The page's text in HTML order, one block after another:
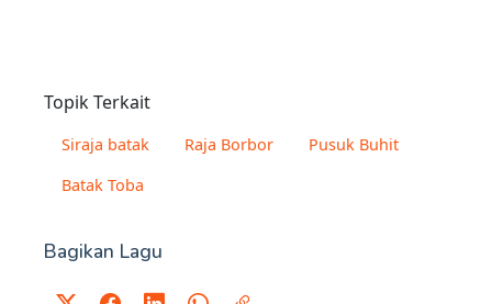
Topik Terkait
Siraja batak Raja Borbor
Pusuk Buhit
Batak Toba
Bagikan Lagu